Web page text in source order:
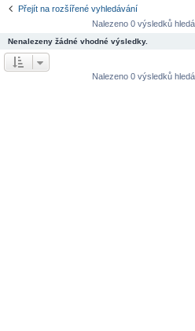
Přejít na rozšířené vyhledávání
Nalezeno 0 výsledků
Nenalezeny žádné vhodné výsledky.
Nalezeno 0 výsledků